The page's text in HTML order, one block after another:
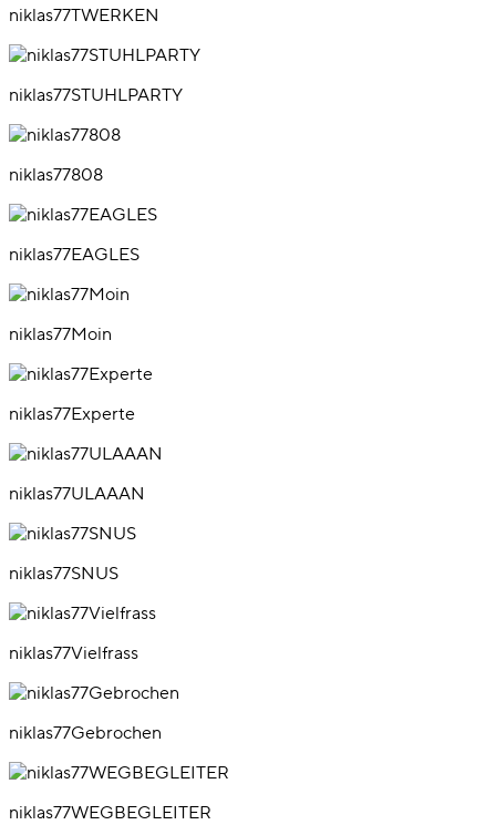
niklas77TWERKEN
niklas77STUHLPARTY
niklas77808
niklas77EAGLES
niklas77Moin
niklas77Experte
niklas77ULAAAN
niklas77SNUS
niklas77Vielfrass
niklas77Gebrochen
niklas77WEGBEGLEITER